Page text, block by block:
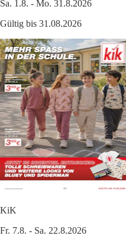
Sa. 1.8. - Mo. 31.8.2026
Gültig bis 31.08.2026
KiK
Fr. 7.8. - Sa. 22.8.2026